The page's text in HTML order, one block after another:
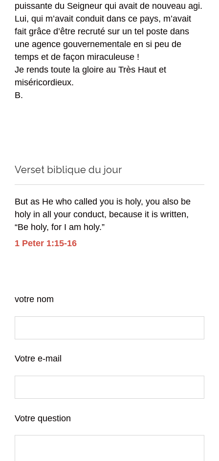
puissante du Seigneur qui avait de nouveau agi.
Lui, qui m’avait conduit dans ce pays, m’avait
fait grâce d’être recruté sur un tel poste dans
une agence gouvernementale en si peu de
temps et de façon miraculeuse !
Je rends toute la gloire au Très Haut et
miséricordieux.
B.
Verset biblique du jour
But as He who called you is holy, you also be
holy in all your conduct, because it is written,
“Be holy, for I am holy.”
1 Peter 1:15-16
votre nom
Votre e-mail
Votre question